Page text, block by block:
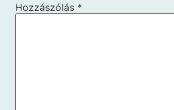
Hozzászólás *